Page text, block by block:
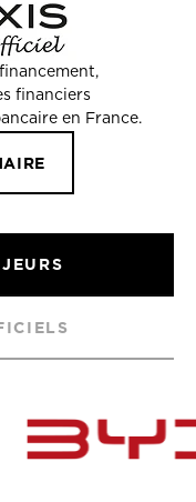
financiers
en France.